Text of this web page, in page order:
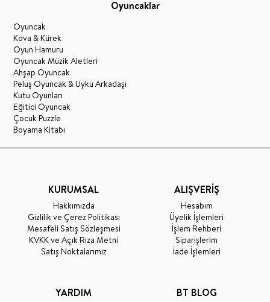
Oyuncaklar
Oyuncak
Kova & Kürek
Oyun Hamuru
Oyuncak Müzik Aletleri
Ahşap Oyuncak
Peluş Oyuncak & Uyku Arkadaşı
Kutu Oyunları
Eğitici Oyuncak
Çocuk Puzzle
Boyama Kitabı
KURUMSAL
Hakkımızda
Gizlilik ve Çerez Politikası
Mesafeli Satış Sözleşmesi
KVKK ve Açık Rıza Metni
Satış Noktalarımız
ALIŞVERİŞ
Hesabım
Üyelik İşlemleri
İşlem Rehberi
Siparişlerim
İade İşlemleri
YARDIM BT BLOG